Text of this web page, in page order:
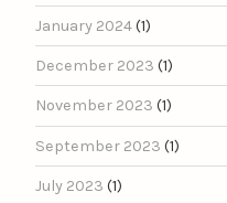
January 2024(1)
December 2023 (1)
November 2023 (1)
September 2023 (1)
July 2023 (1)